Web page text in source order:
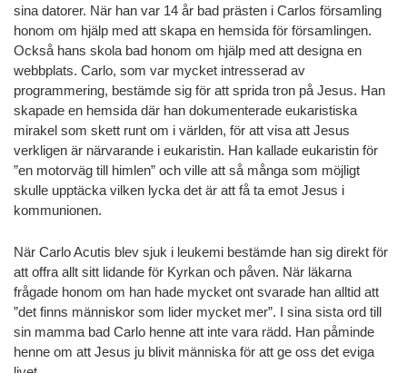
sina datorer. När han var 14 år bad prästen i Carlos församling
honom om hjälp med att skapa en hemsida för församlingen.
Också hans skola bad honom om hjälp med att designa en
webbplats. Carlo, som var mycket intresserad av
programmering, bestämde sig för att sprida tron på Jesus. Han
skapade en hemsida där han dokumenterade eukaristiska
mirakel som skett runt om i världen, för att visa att Jesus
verkligen är närvarande i eukaristin. Han kallade eukaristin för
”en motorväg till himlen” och ville att så många som möjligt
skulle upptäcka vilken lycka det är att få ta emot Jesus i
kommunionen.
När Carlo Acutis blev sjuk i leukemi bestämde han sig direkt för
att offra allt sitt lidande för Kyrkan och påven. När läkarna
frågade honom om han hade mycket ont svarade han alltid att
”det finns människor som lider mycket mer”. I sina sista ord till
sin mamma bad Carlo henne att inte vara rädd. Han påminde
henne om att Jesus ju blivit människa för att ge oss det eviga